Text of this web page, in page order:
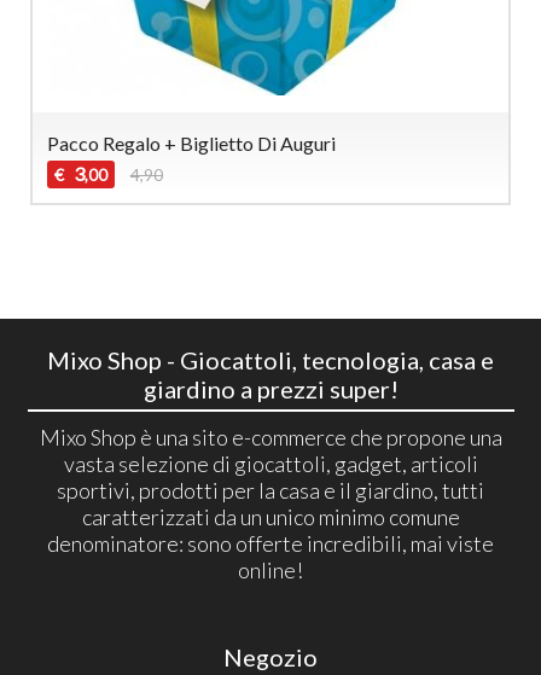
Pacco Regalo + Biglietto Di Auguri
€ 3,00 4,90
Mixo Shop - Giocattoli, tecnologia, casa e
giardino a prezzi super!
Mixo Shop è una sito e-commerce che propone una
vasta selezione di giocattoli, gadget, articoli
sportivi, prodotti per la casa e il giardino, tutti
caratterizzati da un unico minimo comune
denominatore: sono offerte incredibili, mai viste
online!
Negozio